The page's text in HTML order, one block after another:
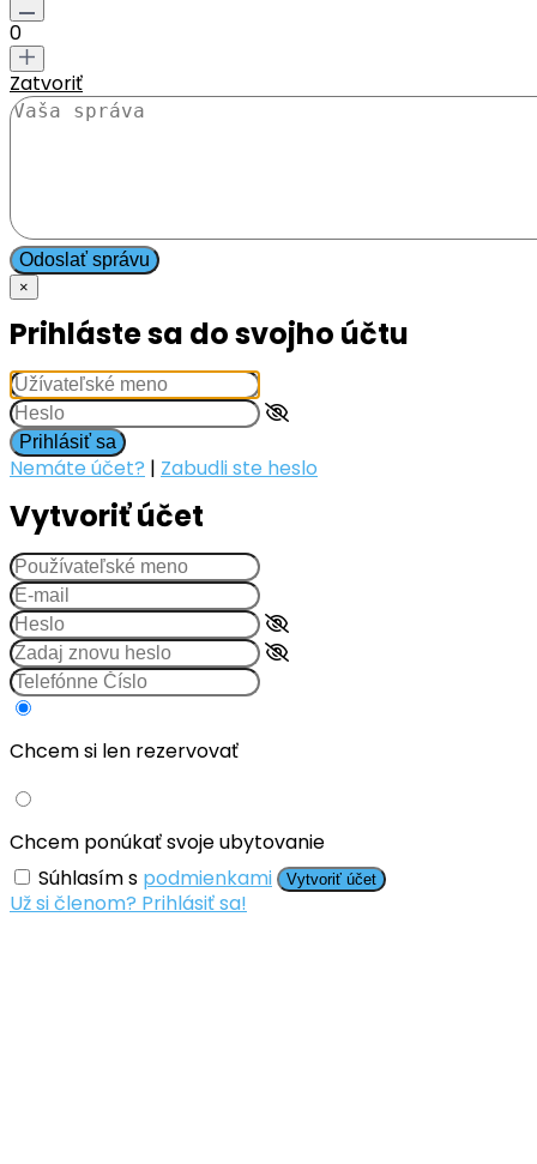
0
Zatvoriť
Odoslať správu
×
Prihláste sa do svojho účtu
Prihlásiť sa
Nemáte účet? | Zabudli ste heslo
Vytvoriť účet
Chcem si len rezervovať
Chcem ponúkať svoje ubytovanie
Súhlasím s podmienkami Vytvoriť účet
Už si členom? Prihlásiť sa!